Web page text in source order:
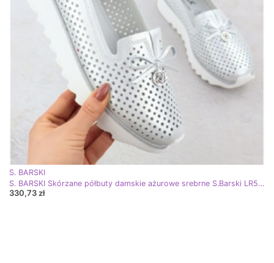
S. BARSKI
S. BARSKI Skórzane półbuty damskie ażurowe srebrne S.Barski LR51-631 srebrny
330,73 zł